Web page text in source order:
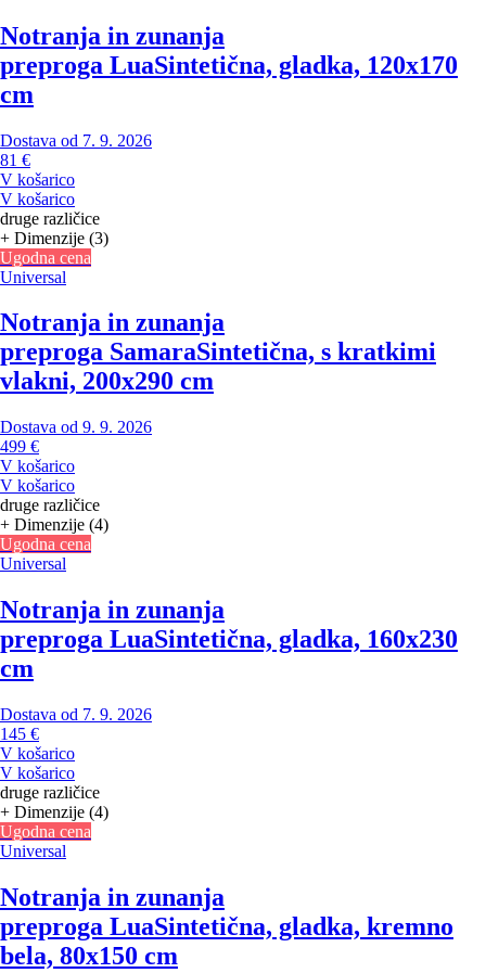
Notranja in zunanja
preproga LuaSintetična, gladka, 120x170
cm
Dostava od 7. 9. 2026
81 €
V košarico
V košarico
druge različice
+ Dimenzije (3)
Ugodna cena
Universal
Notranja in zunanja
preproga SamaraSintetična, s kratkimi
vlakni, 200x290 cm
Dostava od 9. 9. 2026
499 €
V košarico
V košarico
druge različice
+ Dimenzije (4)
Ugodna cena
Universal
Notranja in zunanja
preproga LuaSintetična, gladka, 160x230
cm
Dostava od 7. 9. 2026
145 €
V košarico
V košarico
druge različice
+ Dimenzije (4)
Ugodna cena
Universal
Notranja in zunanja
preproga LuaSintetična, gladka, kremno
bela, 80x150 cm